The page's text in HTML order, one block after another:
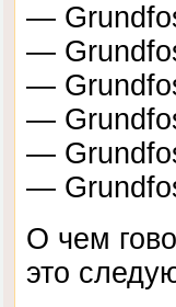
—
—
—
—
—
—
О чем
это